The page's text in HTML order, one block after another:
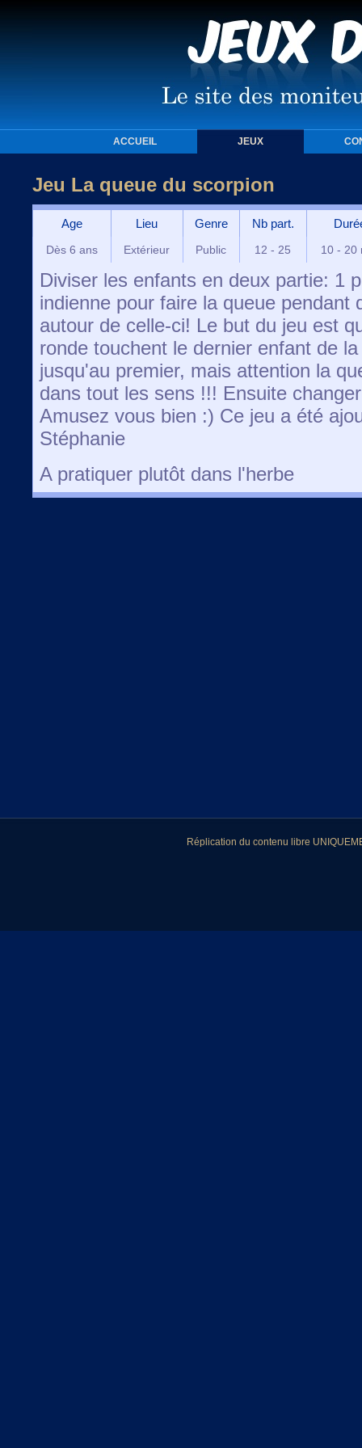
ACCUEIL JEUX
Jeu La queue du scorpion
Age Lieu Genre Nb part.
Dès 6 ans Extérieur Public 12 - 25 10 - 20
Diviser les enfants en deux partie: 1
indienne pour faire la queue pendant
autour de celle-ci! Le but du jeu est
ronde touchent le dernier enfant de
jusqu'au premier, mais attention la
dans tout les sens !!! Ensuite
Amusez vous bien :) Ce jeu a été
Stéphanie
A pratiquer plutôt dans l'herbe
Réplication du contenu libre